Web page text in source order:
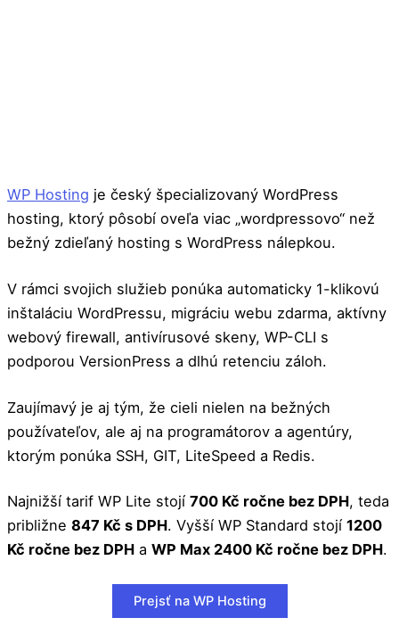
WP Hosting je český špecializovaný WordPress
hosting, ktorý pôsobí oveľa viac „wordpressovo“ než
bežný zdieľaný hosting s WordPress nálepkou.
V rámci svojich služieb ponúka automaticky 1-klikovú
inštaláciu WordPressu, migráciu webu zdarma, aktívny
webový firewall, antivírusové skeny, WP-CLI s
podporou VersionPress a dlhú retenciu záloh.
Zaujímavý je aj tým, že cieli nielen na bežných
používateľov, ale aj na programátorov a agentúry,
ktorým ponúka SSH, GIT, LiteSpeed a Redis.
Najnižší tarif WP Lite stojí 700 Kč ročne bez DPH, teda
približne 847 Kč s DPH. Vyšší WP Standard stojí 1200
Kč ročne bez DPH a WP Max 2400 Kč ročne bez DPH.
Prejsť na WP Hosting